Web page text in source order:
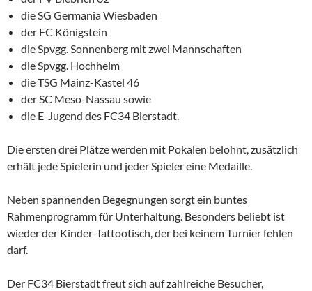
die SG Germania Wiesbaden
der FC Königstein
die Spvgg. Sonnenberg mit zwei Mannschaften
die Spvgg. Hochheim
die TSG Mainz-Kastel 46
der SC Meso-Nassau sowie
die E-Jugend des FC34 Bierstadt.
Die ersten drei Plätze werden mit Pokalen belohnt, zusätzlich
erhält jede Spielerin und jeder Spieler eine Medaille.
Neben spannenden Begegnungen sorgt ein buntes
Rahmenprogramm für Unterhaltung. Besonders beliebt ist
wieder der Kinder-Tattootisch, der bei keinem Turnier fehlen
darf.
Der FC34 Bierstadt freut sich auf zahlreiche Besucher,